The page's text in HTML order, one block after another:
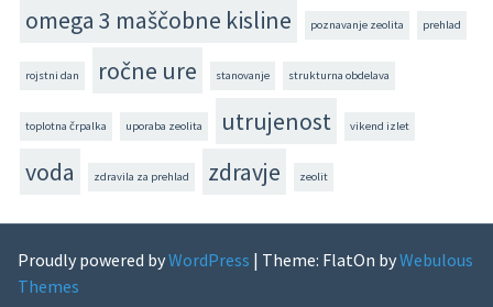
omega 3 maščobne kisline poznavanje zeolita prehlad
rojstni dan ročne ure stanovanje strukturna obdelava
toplotna črpalka uporaba zeolita utrujenost vikend izlet
voda zdravila za prehlad zdravje zeolit
Proudly powered byWordPress | Theme: FlatOn byWebulous
Themes